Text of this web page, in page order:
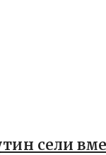
сели